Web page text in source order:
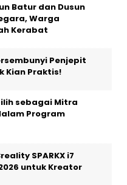
Batur dan Dusun
Warga
Kerabat
Penjepit
Kian Praktis!
sebagai Mitra
Program
SPARKX i7
untuk Kreator